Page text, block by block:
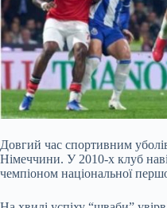
Довгий час спортивним
Німеччини. У 2010-х клуб
чемпіоном національної